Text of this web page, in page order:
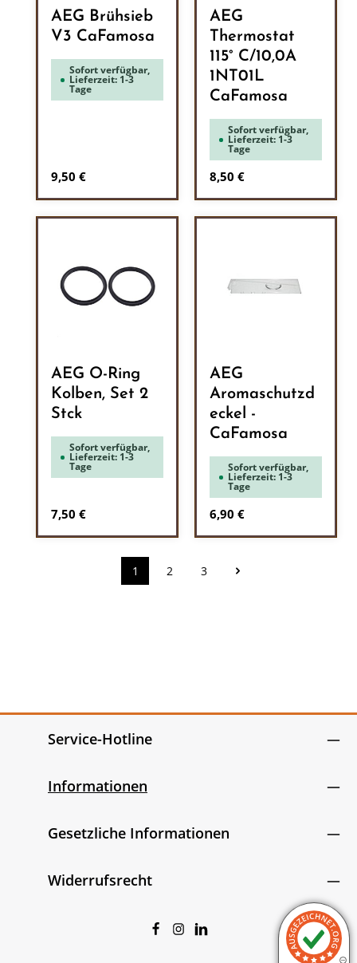
AEG Brühsieb
V3 CaFamosa
Sofort verfügbar,
Lieferzeit: 1-3
Tage
Regulärer Preis:
9,50 €
AEG
Thermostat
115° C/10,0A
1NT01L
CaFamosa
Sofort verfügbar,
Lieferzeit: 1-3
Tage
Regulärer Preis:
8,50 €
AEG O-Ring
Kolben, Set 2
Stck
Sofort verfügbar,
Lieferzeit: 1-3
Tage
Regulärer Preis:
7,50 €
AEG
Aromaschutzd
eckel -
CaFamosa
Sofort verfügbar,
Lieferzeit: 1-3
Tage
Regulärer Preis:
6,90 €
Seite
1 Seite
2 Seite
3
Service-Hotline
Informationen
Gesetzliche Informationen
Widerrufsrecht